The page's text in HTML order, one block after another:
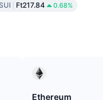
SUI Ft217.84 0.68%
Ethereum